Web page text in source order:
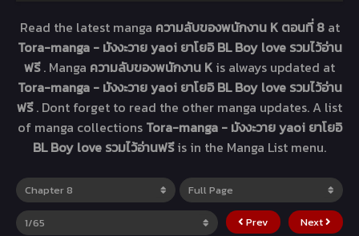
Read the latest manga ความลับของพนักงาน K ตอนที่ 8 at
Tora-manga - มังงะวาย yaoi ยาโยอิ BL Boy love รวมไว้อ่าน
ฟรี. Manga ความลับของพนักงาน K is always updated at
Tora-manga - มังงะวาย yaoi ยาโยอิ BL Boy love รวมไว้อ่าน
ฟรี. Dont forget to read the other manga updates. A list
of manga collections Tora-manga - มังงะวาย yaoi ยาโยอิ
BL Boy love รวมไว้อ่านฟรีis in the Manga List menu.
Prev Next